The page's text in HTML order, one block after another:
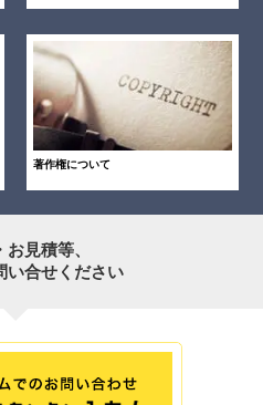
著作権について
お見積等、
い合せください